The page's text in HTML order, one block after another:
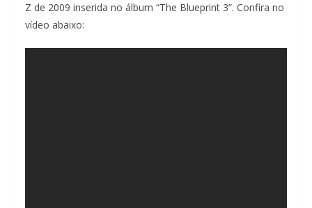
Z de 2009 inserida no álbum “The Blueprint 3”. Confira no
vídeo abaixo: